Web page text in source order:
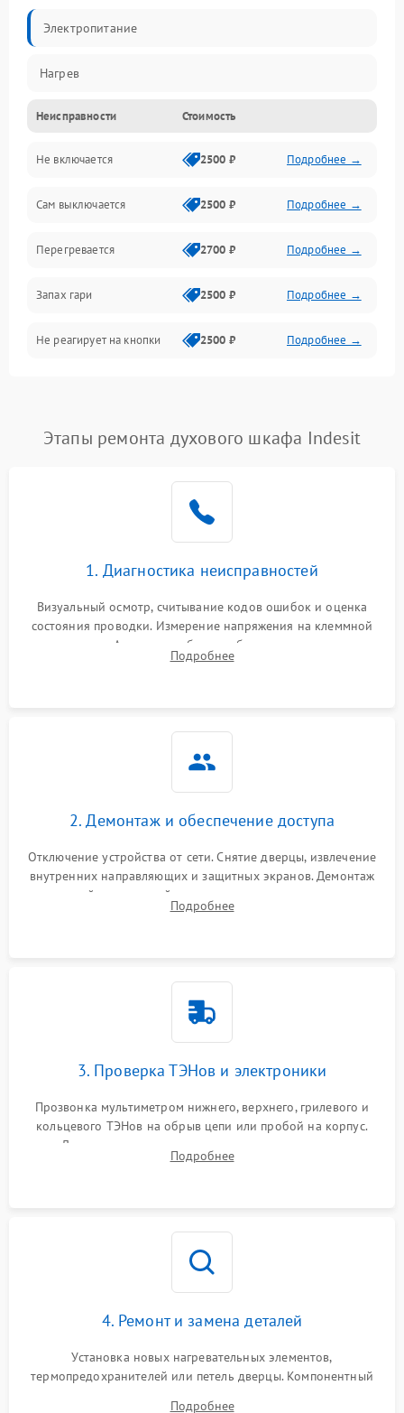
Электропитание
Нагрев
Неисправности Стоимость
Не включается 2500 ₽ Подробнее →
Сам выключается 2500 ₽ Подробнее →
Перегревается 2700 ₽ Подробнее →
Запах гари 2500 ₽ Подробнее →
Не реагирует на кнопки 2500 ₽ Подробнее →
Этапы ремонта духового шкафа Indesit
1. Диагностика неисправностей
Визуальный осмотр, считывание кодов ошибок и оценка
состояния проводки. Измерение напряжения на клеммной
колодке. Анализ жалоб на проблемы с нагревом,
конвекцией, панелью управления или блокировкой дверцы.
Подробнее
2. Демонтаж и обеспечение доступа
Отключение устройства от сети. Снятие дверцы, извлечение
внутренних направляющих и защитных экранов. Демонтаж
задней или верхней панели для прямого доступа к
нагревательным элементам, плате и вентиляторам.
Подробнее
3. Проверка ТЭНов и электроники
Прозвонка мультиметром нижнего, верхнего, грилевого и
кольцевого ТЭНов на обрыв цепи или пробой на корпус.
Диагностика термостата, датчиков температуры,
переключателя режимов и мотора конвекции.
Подробнее
4. Ремонт и замена деталей
Установка новых нагревательных элементов,
термопредохранителей или петель дверцы. Компонентный
Подробнее